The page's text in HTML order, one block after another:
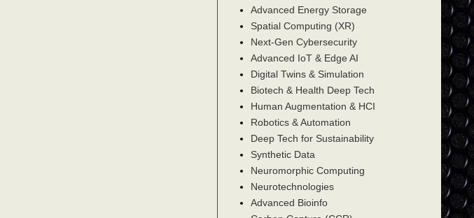
Advanced Energy Storage
Spatial Computing (XR)
Next-Gen Cybersecurity
Advanced IoT & Edge AI
Digital Twins & Simulation
Biotech & Health Deep Tech
Human Augmentation & HCI
Robotics & Automation
Deep Tech for Sustainability
Synthetic Data
Neuromorphic Computing
Neurotechnologies
Advanced Bioinfo